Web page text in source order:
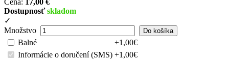
Dostupnosť skladom
✓
Množstvo
Balné
+1,00€
Informácie o doručení (SMS) +1,00€